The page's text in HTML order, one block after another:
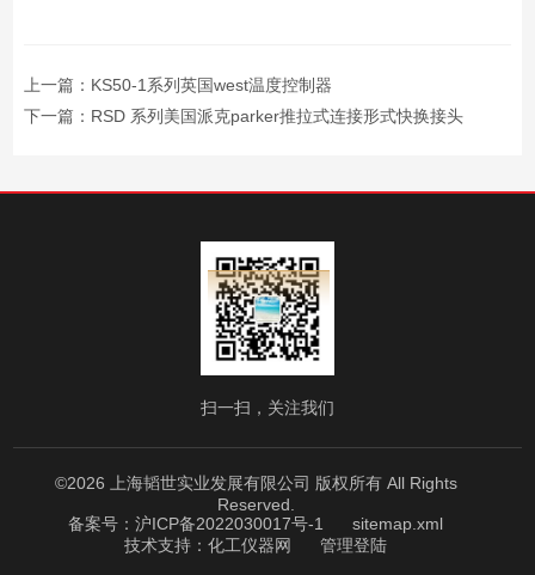
上一篇： KS50-1系列英国west温度控制器
下一篇： RSD 系列美国派克parker推拉式连接形式快换接头
扫一扫，关注我们
©2026 上海韬世实业发展有限公司 版权所有 All Rights
Reserved.
备案号：沪ICP备2022030017号-1
sitemap.xml
技术支持： 化工仪器网 管理登陆